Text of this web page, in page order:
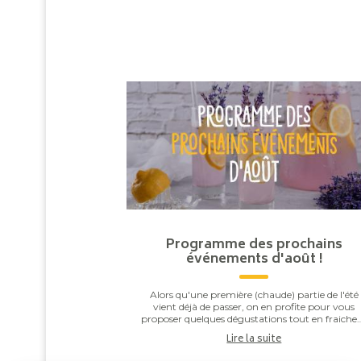
Programme des prochains
événements d'août !
Alors qu'une première (chaude) partie de l'été
vient déjà de passer, on en profite pour vous
proposer quelques dégustations tout en
qui accompagneront à merveille la fin de celui-ci
...
Lire la suite